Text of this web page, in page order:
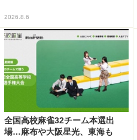
2026.8.6
全国高校麻雀32チーム本選出
場…麻布や大阪星光、東海も